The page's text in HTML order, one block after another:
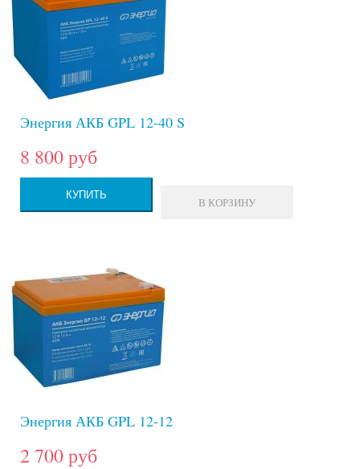
Энергия АКБ GPL 12-40 S
8 800 руб
КУПИТЬ
В КОРЗИНУ
Энергия АКБ GPL 12-12
2 700 руб